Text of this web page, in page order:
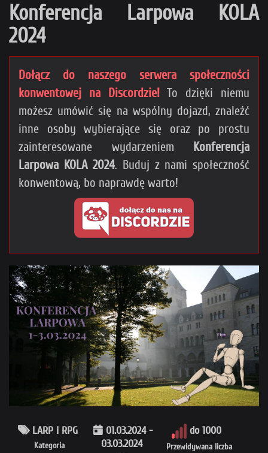
Konferencja Larpowa KOLA
2024
Dołącz do naszego serwera społeczności
konwentowej na Discordzie!To dzięki niemu
możesz umówić się na wspólny dojazd, znaleźć
inne osoby wybierające się oraz po prostu
zainteresowane wydarzeniem Konferencja
Larpowa KOLA 2024. Buduj z nami społeczność
konwentową, bo naprawdę warto!
Kategoria
LARP i RPG
01.03.2024 -
03.03.2024
Przewidywana liczba
do 1000